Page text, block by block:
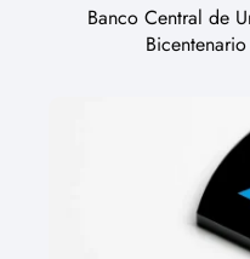
Banco Central de